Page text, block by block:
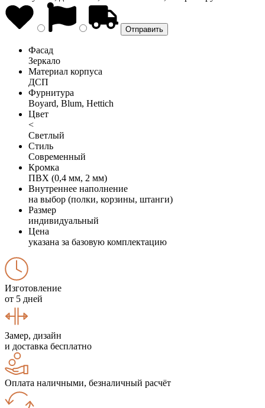
Фасад
Зеркало
Материал корпуса
ДСП
Фурнитура
Boyard, Blum, Hettich
Цвет
<
Светлый
Стиль
Современный
Кромка
ПВХ (0,4 мм, 2 мм)
Внутреннее наполнение
на выбор (полки, корзины, штанги)
Размер
индивидуальный
Цена
указана за базовую комплектацию
Изготовление
от 5 дней
Замер, дизайн
и доставка бесплатно
Оплата наличными, безналичный расчёт